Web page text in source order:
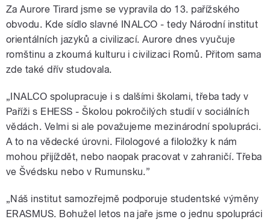
Za Aurore Tirard jsme se vypravila do 13. pařížského
obvodu. Kde sídlo slavné INALCO - tedy Národní institut
orientálních jazyků a civilizací. Aurore dnes vyučuje
romštinu a zkoumá kulturu i civilizaci Romů. Přitom sama
zde také dřív studovala.
„INALCO spolupracuje i s dalšími školami, třeba tady v
Paříži s EHESS - Školou pokročilých studií v sociálních
vědách. Velmi si ale považujeme mezinárodní spolupráci.
A to na vědecké úrovni. Filologové a filoložky k nám
mohou přijíždět, nebo naopak pracovat v zahraničí. Třeba
ve Švédsku nebo v Rumunsku.”
„Náš institut samozřejmě podporuje studentské výměny
ERASMUS. Bohužel letos na jaře jsme o jednu spolupráci